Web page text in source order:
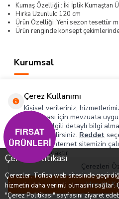
Çerez Politikası
Çerezler, Tofisa web sitesinde
hizmetin daha verimli olmasını
"Çerez Politikası" sayfasını ziyaret
Menü
0
Favorilerim
Kumaş Özelliği : İki İplik Kumaştan
Hırka Uzunluk: 120 cm
Ürün Özelliği :Yeni sezon tesettür
Ürün renginde konsept
Kurumsal
Hızlı Erişim
Sosyal
Adres & İletişim
T-SOFT
Çerez Kullanımı
Kişisel verileriniz,
sunulması için mevzuata
Konuyla ilgili detaylı bilgi
inceleyebilirsiniz. Reddet
yalnızca internet sitemizin
kullanılacaktır.
Çerezleri
Hepsini
FIRSAT
ÜRÜNLERİ